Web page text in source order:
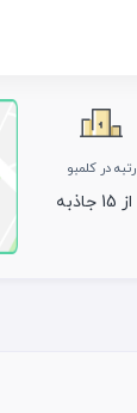
رتبه در کلمبو